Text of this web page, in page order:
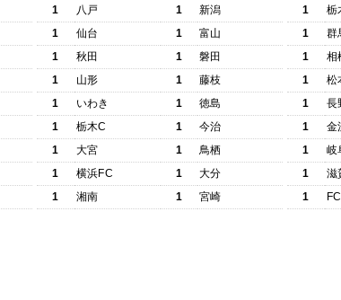
1
八戸 1
新潟
1
仙台 1
富山
1
秋田 1
磐田
1
山形 1
藤枝
1
いわき 1
徳島
1
栃木C 1
今治
1
大宮 1
鳥栖
1
横浜FC 1
大分
1
湘南 1 宮崎
1
栃
1
群
1
相
1
松
1
長
1
金
1
岐
1
滋
1